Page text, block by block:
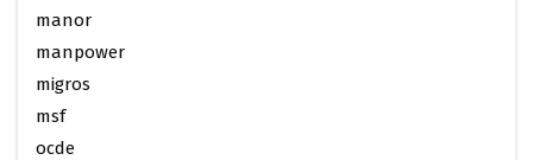
manor
manpower
migros
msf
ocde